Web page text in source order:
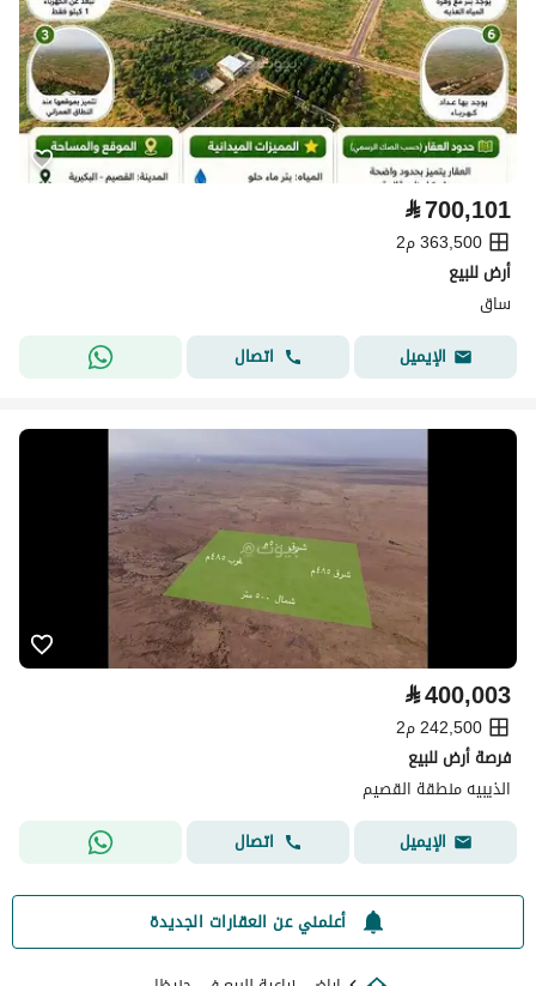
⃁700,101
363,500 م2
أرض للبيع
ساق
الإيميل
اتصال
⃁400,003
242,500 م2
فرصة أرض للبيع
الذيبيه منطقة القصيم
الإيميل
اتصال
أعلمني عن العقارات الجديدة